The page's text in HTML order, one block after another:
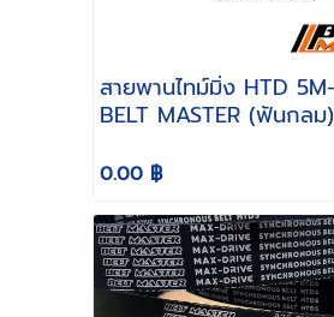
สายพานไทม์มิ่ง HTD 5M- 330
BELT MASTER (ฟันกลม)
0.00 ฿